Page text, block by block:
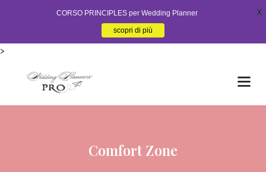
>
Comfort Zone
CORSO PRINCIPLES per Wedding Planner
scopri di più
X